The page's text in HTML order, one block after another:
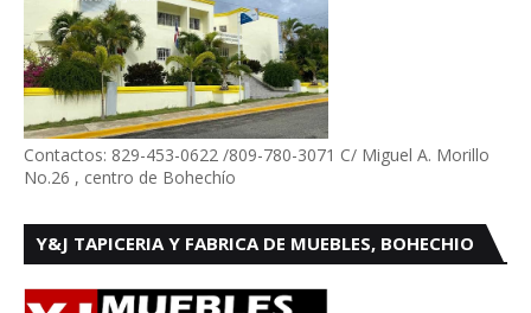
Contactos: 829-453-0622 /809-780-3071 C/ Miguel A. Morillo
No.26 , centro de Bohechío
Y&J TAPICERIA Y FABRICA DE MUEBLES, BOHECHIO